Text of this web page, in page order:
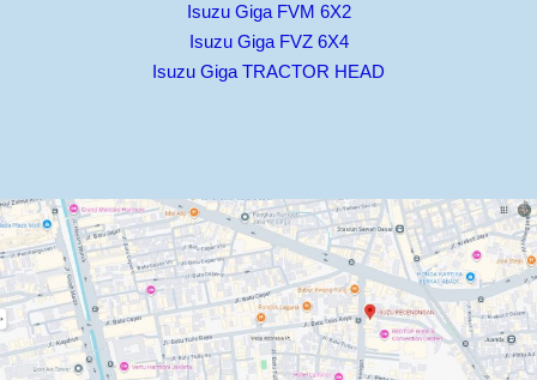
Isuzu Giga FVM 6X2
Isuzu Giga FVZ 6X4
Isuzu Giga TRACTOR HEAD